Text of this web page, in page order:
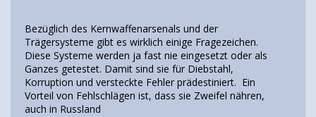
Bezüglich des Kernwaffenarsenals und der
Trägersysteme gibt es wirklich einige Fragezeichen.
Diese Systeme werden ja fast nie eingesetzt oder als
Ganzes getestet. Damit sind sie für Diebstahl,
Korruption und versteckte Fehler prädestiniert. Ein
Vorteil von Fehlschlägen ist, dass sie Zweifel nähren,
auch in Russland